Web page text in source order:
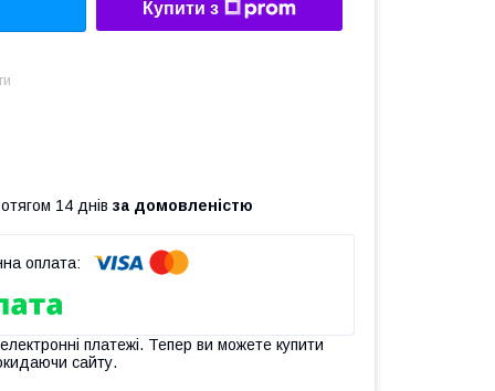
Купити з
14 днів за домовленістю
платежі. Тепер ви можете купити
сайту.